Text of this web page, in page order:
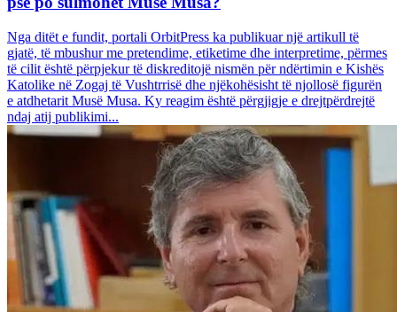
Nga ditët e fundit, portali OrbitPress ka publikuar një artikull të
gjatë, të mbushur me pretendime, etiketime dhe interpretime, përmes
të cilit është përpjekur të diskreditojë nismën për ndërtimin e Kishës
Katolike në Zogaj të Vushtrrisë dhe njëkohësisht të njollosë figurën
e atdhetarit Musë Musa. Ky reagim është përgjigje e drejtpërdrejtë
ndaj atij publikimi...